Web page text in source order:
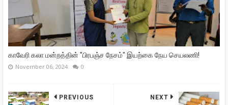
காவேரி கலா மன்றத்தின் "பிரபஞ்ச நேசம்" இயற்கை நேய செயலணி!
November 06, 2024 0
NEXT
PREVIOUS